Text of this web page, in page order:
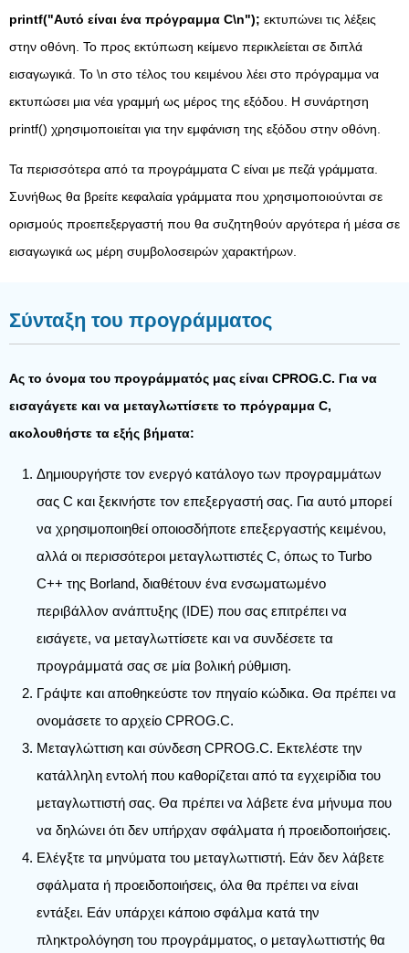
printf("Αυτό είναι ένα πρόγραμμα C\n"); εκτυπώνει τις λέξεις
στην οθόνη. Το προς εκτύπωση κείμενο περικλείεται σε διπλά
εισαγωγικά. Το \n στο τέλος του κειμένου λέει στο πρόγραμμα να
εκτυπώσει μια νέα γραμμή ως μέρος της εξόδου. Η συνάρτηση
printf() χρησιμοποιείται για την εμφάνιση της εξόδου στην οθόνη.
Τα περισσότερα από τα προγράμματα C είναι με πεζά γράμματα.
Συνήθως θα βρείτε κεφαλαία γράμματα που χρησιμοποιούνται σε
ορισμούς προεπεξεργαστή που θα συζητηθούν αργότερα ή μέσα σε
εισαγωγικά ως μέρη συμβολοσειρών χαρακτήρων.
Σύνταξη του προγράμματος
Ας το όνομα του προγράμματός μας είναι CPROG.C. Για να
εισαγάγετε και να μεταγλωττίσετε το πρόγραμμα C,
ακολουθήστε τα εξής βήματα:
Δημιουργήστε τον ενεργό κατάλογο των προγραμμάτων
σας C και ξεκινήστε τον επεξεργαστή σας. Για αυτό μπορεί
να χρησιμοποιηθεί οποιοσδήποτε επεξεργαστής κειμένου,
αλλά οι περισσότεροι μεταγλωττιστές C, όπως το Turbo
C++ της Borland, διαθέτουν ένα ενσωματωμένο
περιβάλλον ανάπτυξης (IDE) που σας επιτρέπει να
εισάγετε, να μεταγλωττίσετε και να συνδέσετε τα
προγράμματά σας σε μία βολική ρύθμιση.
Γράψτε και αποθηκεύστε τον πηγαίο κώδικα. Θα πρέπει να
ονομάσετε το αρχείο CPROG.C.
Μεταγλώττιση και σύνδεση CPROG.C. Εκτελέστε την
κατάλληλη εντολή που καθορίζεται από τα εγχειρίδια του
μεταγλωττιστή σας. Θα πρέπει να λάβετε ένα μήνυμα που
να δηλώνει ότι δεν υπήρχαν σφάλματα ή προειδοποιήσεις.
Ελέγξτε τα μηνύματα του μεταγλωττιστή. Εάν δεν λάβετε
σφάλματα ή προειδοποιήσεις, όλα θα πρέπει να είναι
εντάξει. Εάν υπάρχει κάποιο σφάλμα κατά την
πληκτρολόγηση του προγράμματος, ο μεταγλωττιστής θα